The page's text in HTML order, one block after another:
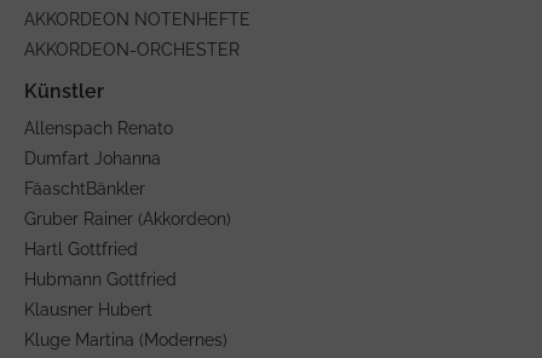
AKKORDEON NOTENHEFTE
AKKORDEON-ORCHESTER
Allenspach Renato
Dumfart Johanna
FäaschtBänkler
Gruber Rainer (Akkordeon)
Hartl Gottfried
Hubmann Gottfried
Klausner Hubert
Kluge Martina (Modernes)